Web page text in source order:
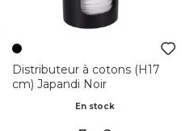
Distributeur à cotons (H17
cm) Japandi Noir
En stock